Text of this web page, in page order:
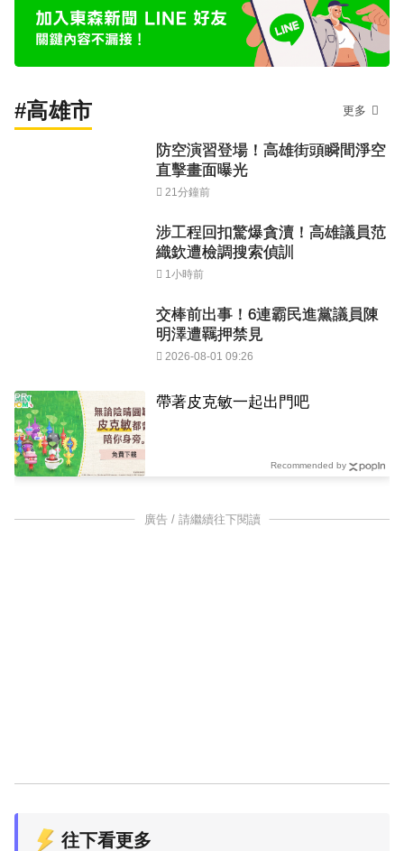
#高雄市 更多
防空演習登場！高雄街頭瞬間淨空
直擊畫面曝光
21分鐘前
涉工程回扣驚爆貪瀆！高雄議員范
織欽遭檢調搜索偵訓
1小時前
交棒前出事！6連霸民進黨議員陳
明澤遭羈押禁見
2026-08-01 09:26
帶著皮克敏一起出門吧
PR
Recommended by
廣告 / 請繼續往下閱讀
往下看更多